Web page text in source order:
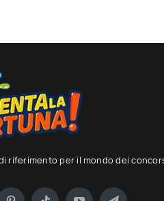
riferimento per il mondo dei